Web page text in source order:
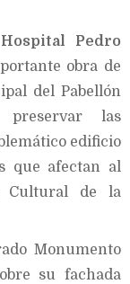
Pedro
obra de
del Pabellón
las
edificio
que afectan al
Cultural de la
Monumento
su fachada